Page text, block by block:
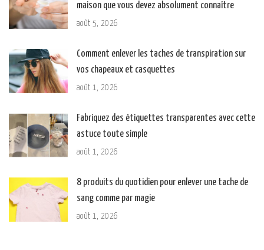
maison que vous devez absolument connaître
août 5, 2026
Comment enlever les taches de transpiration sur
vos chapeaux et casquettes
août 1, 2026
Fabriquez des étiquettes transparentes avec cette
astuce toute simple
août 1, 2026
8 produits du quotidien pour enlever une tache de
sang comme par magie
août 1, 2026